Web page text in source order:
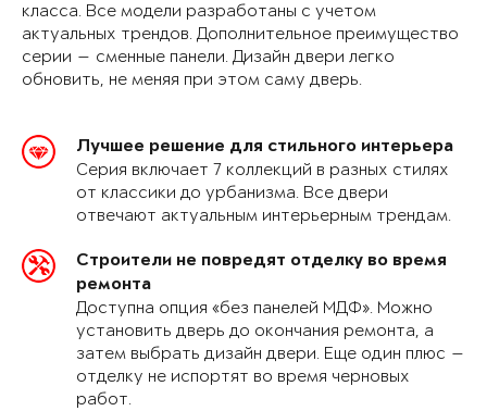
класса. Все модели разработаны с учетом
актуальных трендов. Дополнительное преимущество
серии — сменные панели. Дизайн двери легко
обновить, не меняя при этом саму дверь.
Лучшее решение для стильного интерьера
Серия включает 7 коллекций в разных стилях
от классики до урбанизма. Все двери
отвечают актуальным интерьерным трендам.
Строители не повредят отделку во время
ремонта
Доступна опция «без панелей МДФ». Можно
установить дверь до окончания ремонта, а
затем выбрать дизайн двери. Еще один плюс —
отделку не испортят во время черновых
работ.